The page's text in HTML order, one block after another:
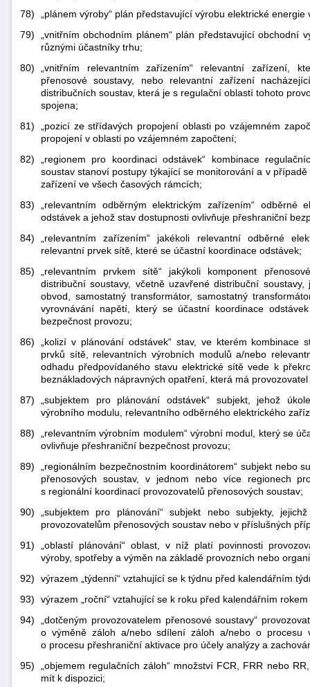
78)
„plánem výroby“ plán představující výrobu elektrické
79)
„vnitřním obchodním plánem“ plán představující obchodní
různými účastníky trhu;
80)
„vnitřním relevantním zařízením“ relevantní zařízení,
přenosové soustavy, nebo relevantní zařízení
distribučních soustav, která je s regulační oblastí tohoto
spojena;
81)
„pozicí ze střídavých propojení oblasti po vzájemném
propojení v oblasti po vzájemném započtení;
82)
„regionem pro koordinaci odstávek“ kombinace
soustav stanoví postupy týkající se monitorování a v
zařízení ve všech časových rámcích;
83)
„relevantním odběrným elektrickým zařízením“
odstávek a jehož stav dostupnosti ovlivňuje přeshraniční
84)
„relevantním zařízením“ jakékoli relevantní odběrné
relevantní prvek sítě, které se účastní koordinace odstávek;
85)
„relevantním prvkem sítě“ jakýkoli komponent
distribuční soustavy, včetně uzavřené distribuční
obvod, samostatný transformátor, samostatný
vyrovnávání napětí, který se účastní koordinace
bezpečnost provozu;
86)
„kolizí v plánování odstávek“ stav, ve kterém
prvků sítě, relevantních výrobních modulů a/nebo
odhadu předpovídaného stavu elektrické sítě vede k
beznákladových nápravných opatření, která má
87)
„subjektem pro plánování odstávek“ subjekt, jehož
výrobního modulu, relevantního odběrného elektrického
88)
„relevantním výrobním modulem“ výrobní modul, který se
ovlivňuje přeshraniční bezpečnost provozu;
89)
„regionálním bezpečnostním koordinátorem“ subjekt nebo
přenosových soustav, v jednom nebo více regionech
s regionální koordinací provozovatelů přenosových soustav;
90)
„subjektem pro plánování“ subjekt nebo subjekty,
provozovatelům přenosových soustav nebo v příslušných
91)
„oblastí plánování“ oblast, v níž platí povinnosti
výroby, spotřeby a výměn na základě provozních nebo
92)
výrazem „týdenní“ vztahující se k týdnu před kalendářním
93)
výrazem „roční“ vztahující se k roku před kalendářním
94)
„dotčeným provozovatelem přenosové soustavy“
o výměně záloh a/nebo sdílení záloh a/nebo o procesu
o procesu přeshraniční aktivace pro účely analýzy a
95)
„objemem regulačních záloh“ množství FCR, FRR nebo
mít k dispozici;